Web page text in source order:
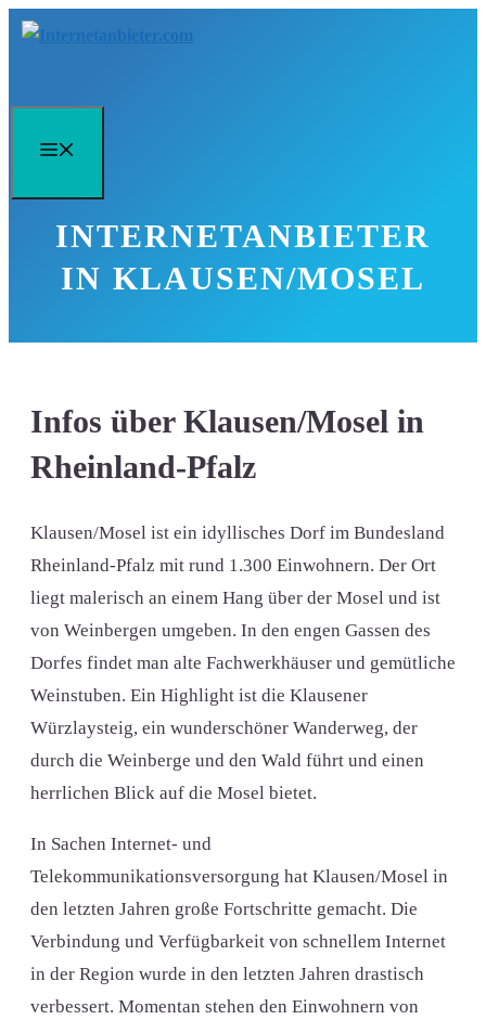
Zum
INTERNETANBIETER
IN KLAUSEN/MOSEL
Infos über Klausen/Mosel in
Rheinland-Pfalz
Klausen/Mosel ist ein idyllisches Dorf im Bundesland
Rheinland-Pfalz mit rund 1.300 Einwohnern. Der Ort
liegt malerisch an einem Hang über der Mosel und ist
von Weinbergen umgeben. In den engen Gassen des
Dorfes findet man alte Fachwerkhäuser und gemütliche
Weinstuben. Ein Highlight ist die Klausener
Würzlaysteig, ein wunderschöner Wanderweg, der
durch die Weinberge und den Wald führt und einen
herrlichen Blick auf die Mosel bietet.
In Sachen Internet- und
Telekommunikationsversorgung hat Klausen/Mosel in
den letzten Jahren große Fortschritte gemacht. Die
Verbindung und Verfügbarkeit von schnellem Internet
in der Region wurde in den letzten Jahren drastisch
verbessert. Momentan stehen den Einwohnern von